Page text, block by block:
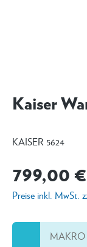
Kaiser
KAISER 5624
799,00
Preise inkl. MwSt.